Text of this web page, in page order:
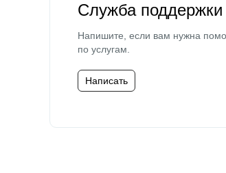
Служба поддержки
Напишите, если вам нужна
по услугам.
Написать